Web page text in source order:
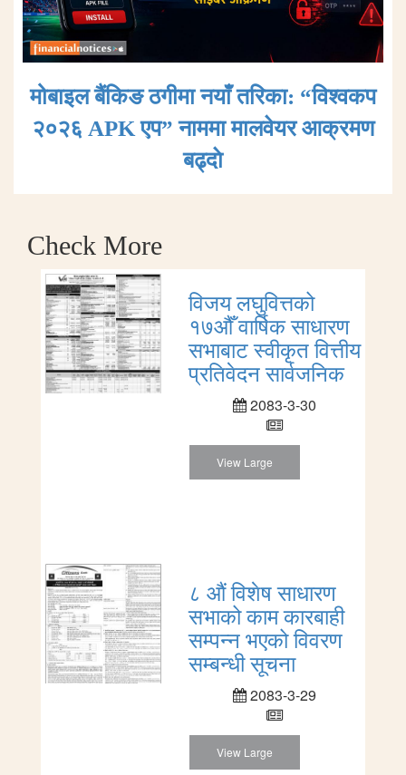
मोबाइल बैंकिङ ठगीमा नयाँ तरिका: “विश्वकप
२०२६ APK एप” नाममा मालवेयर आक्रमण
बढ्दाे
Check More
विजय लघुवित्तको
१७औँ वार्षिक साधारण
सभाबाट स्वीकृत वित्तीय
प्रतिवेदन सार्वजनिक
2083-3-30
View Large
८ औं विशेष साधारण
सभाको काम कारबाही
सम्पन्न भएको विवरण
सम्बन्धी सूचना
2083-3-29
View Large